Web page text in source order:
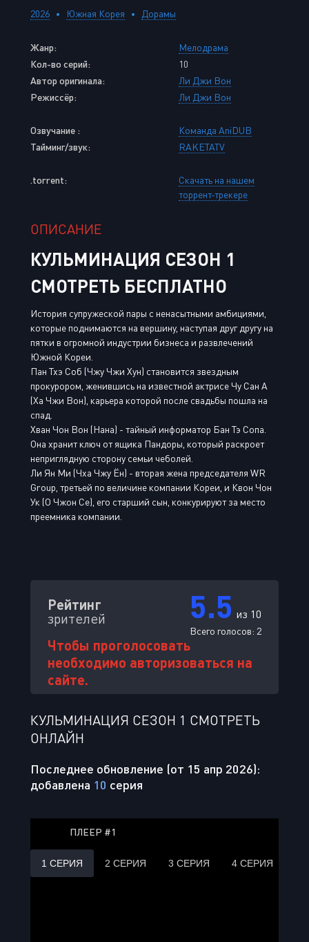
2026 Южная Корея Дорамы
Жанр:
Мелодрама
Кол-во серий:
10
Автор оригинала:
Ли Джи Вон
Режиссёр:
Ли Джи Вон
Озвучание :
Команда AniDUB
Тайминг/звук:
RAKETATV
.torrent:
Скачать на нашем
торрент-трекере
ОПИСАНИЕ
КУЛЬМИНАЦИЯ СЕЗОН 1
СМОТРЕТЬ БЕСПЛАТНО
История супружеской пары с ненасытными амбициями,
которые поднимаются на вершину, наступая друг другу на
пятки в огромной индустрии бизнеса и развлечений
Южной Кореи.
Пан Тхэ Соб (Чжу Чжи Хун) становится звездным
прокурором, женившись на известной актрисе Чу Сан А
(Ха Чжи Вон), карьера которой после свадьбы пошла на
спад.
Хван Чон Вон (Нана) - тайный информатор Бан Тэ Сопа.
Она хранит ключ от ящика Пандоры, который раскроет
неприглядную сторону семьи чеболей.
Ли Ян Ми (Чха Чжу Ён) - вторая жена председателя WR
Group, третьей по величине компании Кореи, и Квон Чон
Ук (О Чжон Се), его старший сын, конкурируют за место
преемника компании.
Рейтинг
зрителей 5.5 из 10
Всего голосов: 2
Чтобы проголосовать
необходимо авторизоваться на
сайте.
КУЛЬМИНАЦИЯ СЕЗОН 1 СМОТРЕТЬ
ОНЛАЙН
Последнее обновление (от 15 апр 2026):
добавлена 10 серия
ПЛЕЕР #1